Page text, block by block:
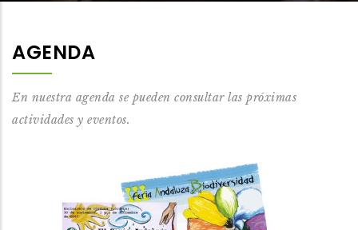
AGENDA
En nuestra agenda se pueden consultar las próximas
actividades y eventos.